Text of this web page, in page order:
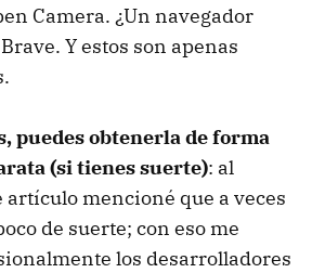
Camera. ¿Un navegador
Y estos son apenas
puedes obtenerla de forma
(si tienes suerte): al
artículo mencioné que a veces
de suerte; con eso me
los desarrolladores